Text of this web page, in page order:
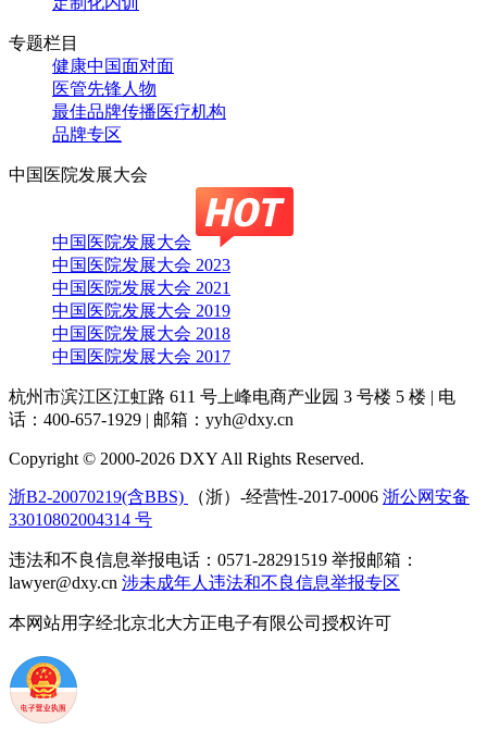
专题栏目
健康中国面对面
医管先锋人物
最佳品牌传播医疗机构
品牌专区
中国医院发展大会
中国医院发展大会
中国医院发展大会 2023
中国医院发展大会 2021
中国医院发展大会 2019
中国医院发展大会 2018
中国医院发展大会 2017
杭州市滨江区江虹路 611 号上峰电商产业园 3 号楼 5 楼 | 电
话：400-657-1929 | 邮箱：yyh@dxy.cn
Copyright © 2000-2026 DXY All Rights Reserved.
浙B2-20070219(含BBS) （浙）-经营性-2017-0006 浙公网安备
33010802004314 号
违法和不良信息举报电话：0571-28291519 举报邮箱：
lawyer@dxy.cn 涉未成年人违法和不良信息举报专区
本网站用字经北京北大方正电子有限公司授权许可